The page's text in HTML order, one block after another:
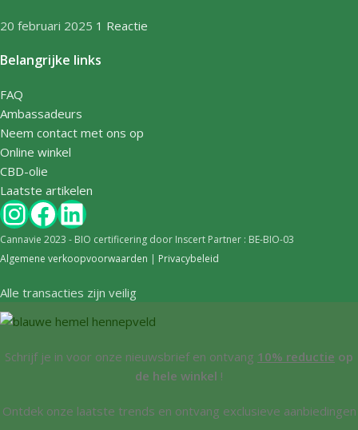
20 februari 2025 1 Reactie
Belangrijke links
FAQ
Ambassadeurs
Neem contact met ons op
Online winkel
CBD-olie
Laatste artikelen
Cannavie 2023 - BIO certificering door Inscert Partner : BE-BIO-03
Algemene verkoopvoorwaarden | Privacybeleid
Alle transacties zijn veilig
Schrijf je in voor onze nieuwsbrief en ontvang 10% reductie op
de hele winkel !
Ontdek onze laatste trends en ontvang exclusieve aanbiedingen